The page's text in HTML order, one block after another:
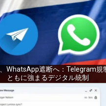
WhatsApp遮断へ：Telegram規
ともに強まるデジタル統制